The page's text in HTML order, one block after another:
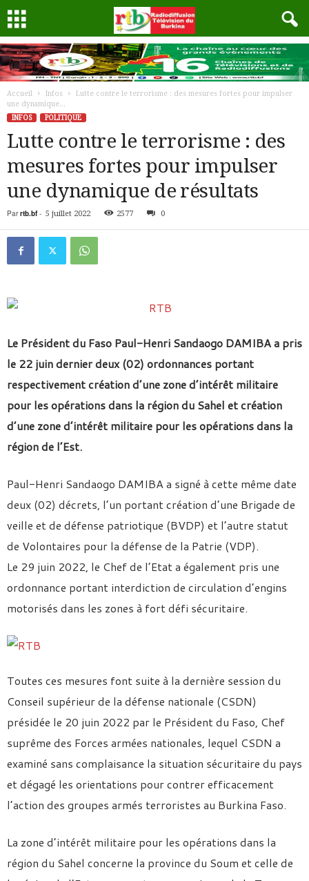
Accueil Infos
Lutte contre le terrorisme : des mesures fortes pour impulser
une dynamique...
INFOS
POLITIQUE
Lutte contre le terrorisme : des
mesures fortes pour impulser
une dynamique de résultats
Par rtb.bf- 5 juillet 2022 2577 0
Le Président du Faso Paul-Henri Sandaogo DAMIBA a pris
le 22 juin dernier deux (02) ordonnances portant
respectivement création d’une zone d’intérêt militaire
pour les opérations dans la région du Sahel et création
d’une zone d’intérêt militaire pour les opérations dans la
région de l’Est.
Paul-Henri Sandaogo DAMIBA a signé à cette même date
deux (02) décrets, l’un portant création d’une Brigade de
veille et de défense patriotique (BVDP) et l’autre statut
de Volontaires pour la défense de la Patrie (VDP).
Le 29 juin 2022, le Chef de l’Etat a également pris une
ordonnance portant interdiction de circulation d’engins
motorisés dans les zones à fort défi sécuritaire.
Toutes ces mesures font suite à la dernière session du
Conseil supérieur de la défense nationale (CSDN)
présidée le 20 juin 2022 par le Président du Faso, Chef
suprême des Forces armées nationales, lequel CSDN a
examiné sans complaisance la situation sécuritaire du pays
et dégagé les orientations pour contrer efficacement
l’action des groupes armés terroristes au Burkina Faso.
La zone d’intérêt militaire pour les opérations dans la
région du Sahel concerne la province du Soum et celle de